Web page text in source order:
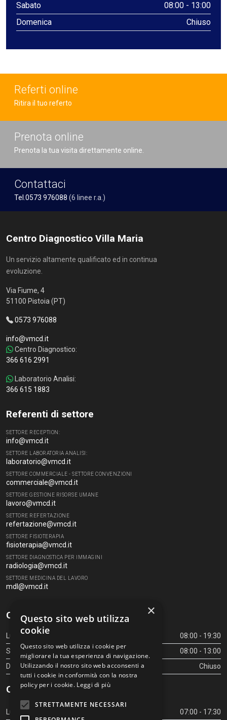
Sabato
08:00 - 13:00
Domenica
Chiuso
Referti online
Ritira il tuo referto
Prenota online
Prenota la tua visita direttamente online.
Contattaci
Tel.0573 976088 (6 linee r.a.)
Centro Diagnostico Villa Maria
Un servizio altamente qualificato ed in continua
evoluzione.
Via Fiume, 4
51100 Pistoia (PT)
0573 976088
info@vmcd.it
Centro Diagnostico:
366 616 2991
Laboratorio Analisi:
366 615 1883
Referenti di settore
SETTORE RECEPTION:
info@vmcd.it
SETTORE LABORATORIA ANALISI:
laboratorio@vmcd.it
SETTORE COMMERCIALE - SETTORE CONVENZIONI
commerciale@vmcd.it
SETTORE GESTIONE RISORSE UMANE
lavoro@vmcd.it
SETTORE REFERTAZIONE
refertazione@vmcd.it
SETTORE FISIOTERAPIA
fisioterapia@vmcd.it
SETTORE DIAGNOSTICA PER IMMAGINI
radiologia@vmcd.it
SETTORE MEDICINA DEL LAVORO
mdl@vmcd.it
Orari Centro Diagnostico
Lunedì - Venerdì
08:00 - 19:30
Sabato
08:00 - 13:00
Domenica
Chiuso
Orari Centro Diagnostico
Lunedì - Venerdì 07:00 - 17:30
×
Questo sito web utilizza
cookie
Questo sito web utilizza i cookie per
migliorare la tua esperienza di navigazione.
Utilizzando il nostro sito web acconsenti a
tutti i cookie in conformità con la nostra
policy per i cookie. Leggi di più
STRETTAMENTE NECESSARI